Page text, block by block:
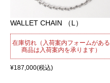
WALLET CHAIN （L）
在庫切れ（入荷案内フォームがある
商品は入荷案内を承ります）
¥187,000(税込)